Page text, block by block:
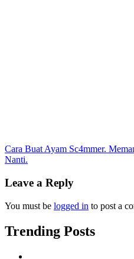
Post
navigation
Cara Buat Ayam Sc4mmer.
Nanti.
Leave a Reply
You must be logged in to post a
Trending Posts